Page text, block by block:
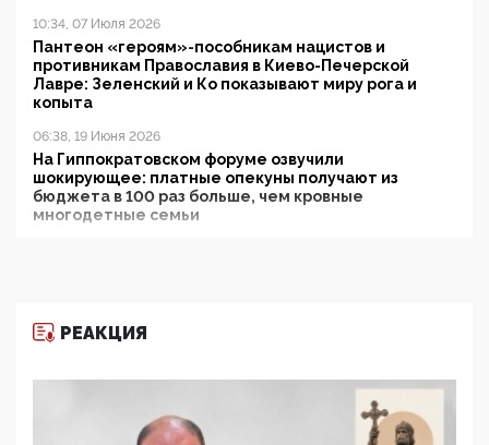
10:34, 07 Июля 2026
Пантеон «героям»-пособникам нацистов и
противникам Православия в Киево-Печерской
Лавре: Зеленский и Ко показывают миру рога и
копыта
06:38, 19 Июня 2026
На Гиппократовском форуме озвучили
шокирующее: платные опекуны получают из
бюджета в 100 раз больше, чем кровные
многодетные семьи
11:53, 09 Июня 2026
деятельность ИИТО ЮНЕСКО в России, но
цифроглобалисты продолжают определять
повестку в образовании
РЕАКЦИЯ